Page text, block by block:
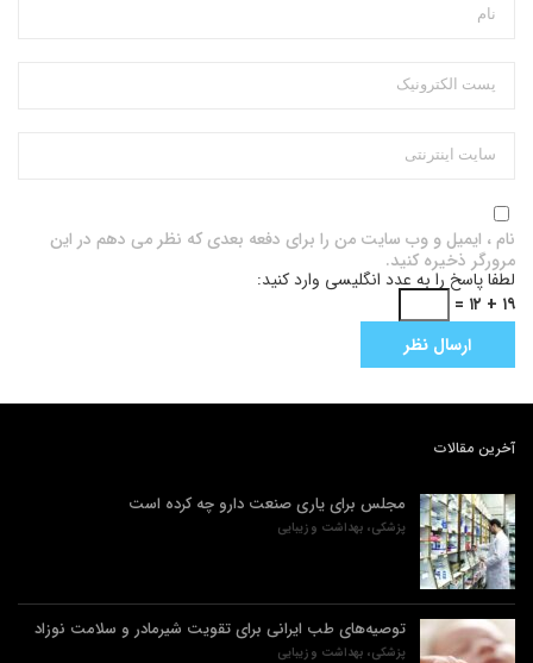
نام ، ایمیل و وب سایت من را برای دفعه بعدی که نظر می دهم در این
مرورگر ذخیره کنید.
لطفا پاسخ را به عدد انگلیسی وارد کنید:
۱۹ + ۱۲ =
آخرین مقالات
مجلس برای یاری صنعت دارو چه کرده است
پزشکی، بهداشت و زیبایی
توصیه‌های طب ایرانی برای تقویت شیرمادر و سلامت نوزاد
پزشکی، بهداشت و زیبایی